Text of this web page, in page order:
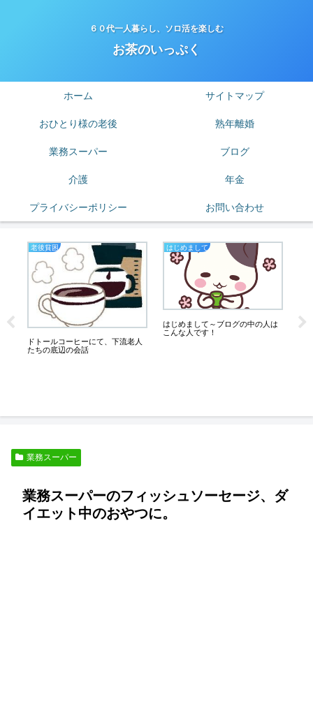
６０代一人暮らし、ソロ活を楽しむ
お茶のいっぷく
ホーム サイトマップ
おひとり様の老後 熟年離婚
業務スーパー ブログ
介護 年金
プライバシーポリシー お問い合わせ
老後貧困
ドトールコーヒーにて、下流老人
たちの底辺の会話
はじめまして
はじめまして～ブログの中の人は
こんな人です！
業
業務スーパー
業務スーパーのフィッシュソーセージ、ダ
イエット中のおやつに。